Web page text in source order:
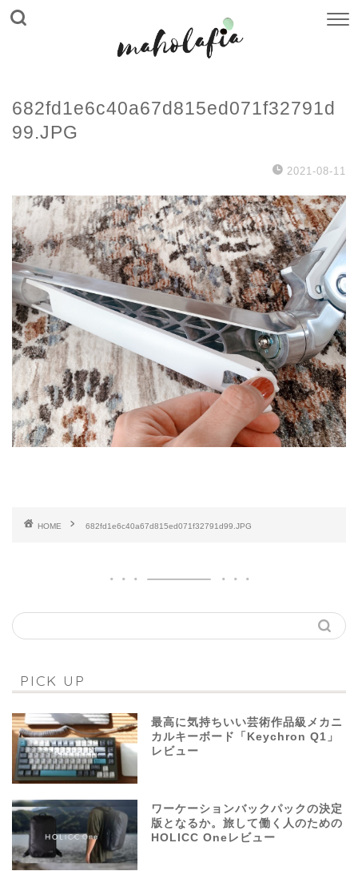
682fd1e6c40a67d815ed071f32791d
99.JPG
2021-08-11
HOME 682fd1e6c40a67d815ed071f32791d99.JPG
PICK UP
最高に気持ちいい芸術作品級メカニ
カルキーボード「Keychron Q1」
レビュー
ワーケーションバックパックの決定
版となるか。旅して働く人のための
HOLICC Oneレビュー